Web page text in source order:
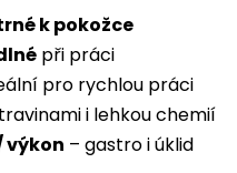
k pokožce
při práci
pro rychlou práci
i lehkou chemií
výkon – gastro i úklid